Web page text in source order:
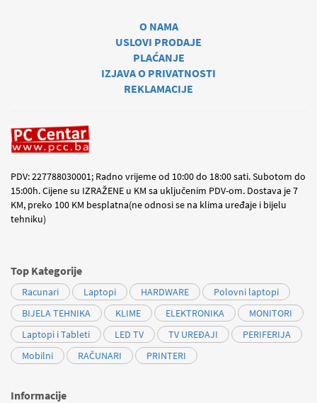
O NAMA
USLOVI PRODAJE
PLAĆANJE
IZJAVA O PRIVATNOSTI
REKLAMACIJE
PDV: 227788030001; Radno vrijeme od 10:00 do 18:00 sati. Subotom do
15:00h. Cijene su IZRAŽENE u KM sa uključenim PDV-om. Dostava je 7
KM, preko 100 KM besplatna(ne odnosi se na klima uređaje i bijelu
tehniku)
Top Kategorije
Racunari Laptopi HARDWARE
Polovni laptopi
BIJELA TEHNIKA
KLIME ELEKTRONIKA
MONITORI
Laptopi i Tableti
LED TV TV UREĐAJI
PERIFERIJA
Mobilni
RAČUNARI PRINTERI
Informacije